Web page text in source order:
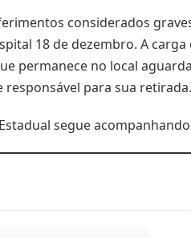
considerados
18 de dezembro. A
permanece no local
responsável para sua retirada.
segue